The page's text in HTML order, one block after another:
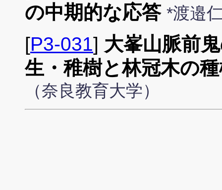
の中期的な応答 *渡邉
[P3-031] 大峯山脈前
生・稚樹と林冠木の
（奈良教育大学）